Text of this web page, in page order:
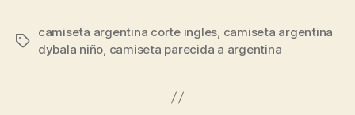
Etiquetas
camiseta argentina corte ingles camiseta argentina
dybala niño camiseta parecida a argentina